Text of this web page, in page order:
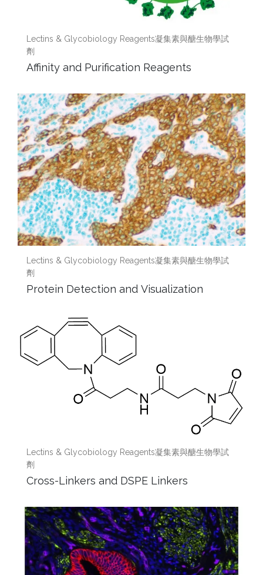
Lectins & Glycobiology Reagents凝集素與醣生物學試
劑
Affinity and Purification Reagents
Lectins & Glycobiology Reagents凝集素與醣生物學試
劑
Protein Detection and Visualization
Lectins & Glycobiology Reagents凝集素與醣生物學試
劑
Cross-Linkers and DSPE Linkers